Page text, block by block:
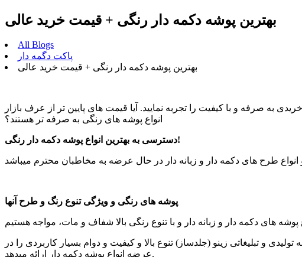
بهترین پوشه دکمه دار رنگی + قیمت خرید عالی
All Blogs
پاکت دگمه دار
بهترین پوشه دکمه دار رنگی + قیمت خرید عالی
به صرفه و با کیفیت را تجربه نمایید. آیا قیمت های پایین تر از عرف بازار
انواع پوشه های رنگی به صرفه تر هستند؟
دسترسی به بهترین انواع پوشه دکمه دار رنگی!
پوشه های رنگی و ویژگی تنوع رنگ و طرح آنها
و تبلیغاتی زینو (جلدساز) تنوع بالا و کیفیت و دوام بسیار کاربردی را در
عرضه انواع پوشه دکمه دار ارائه میدهد.